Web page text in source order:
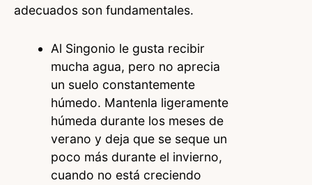
adecuados son fundamentales.
Al Singonio le gusta recibir
mucha agua, pero no aprecia
un suelo constantemente
húmedo. Mantenla ligeramente
húmeda durante los meses de
verano y deja que se seque un
poco más durante el invierno,
cuando no está creciendo